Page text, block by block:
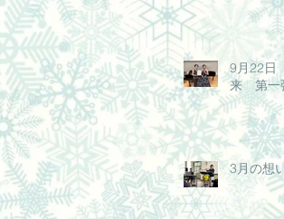
9月22日
来 第一
3月の想